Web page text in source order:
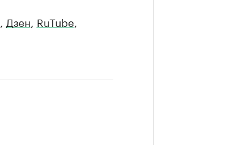
Дзен RuTube